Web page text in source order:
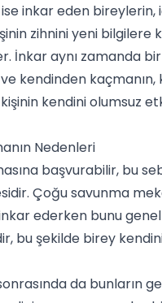
inkar eden
zihnini yeni bilgilere
İnkar aynı zamanda
kendinden kaçmanın,
kendini olumsuz
Nedenleri
başvurabilir, bu
Çoğu savunma
ederken bunu
bu şekilde birey
da bunların